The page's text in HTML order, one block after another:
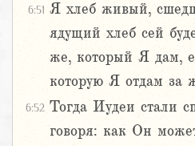
6:51 Я хлеб живый,
ядущий хлеб сей
же, который Я дам,
которую Я отдам за
6:52 Тогда Иудеи стали
говоря: как Он